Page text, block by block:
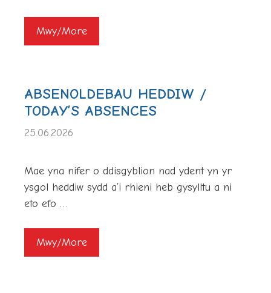
Mwy/More
ABSENOLDEBAU HEDDIW /
TODAY’S ABSENCES
25.06.2026
Mae yna nifer o ddisgyblion nad ydent yn yr
ysgol heddiw sydd a’i rhieni heb gysylltu a ni
eto efo …
Mwy/More